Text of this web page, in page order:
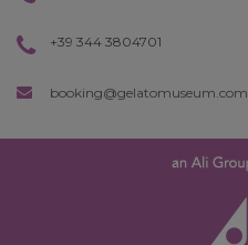
+39 344 3804701
booking@gelatomuseum.com